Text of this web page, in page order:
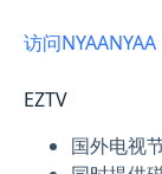
访问NYAANYAA
EZTV
国外电视